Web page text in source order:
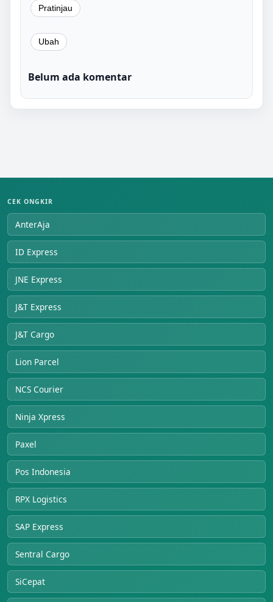
Belum ada komentar
CEK ONGKIR
AnterAja
ID Express
JNE Express
J&T Express
J&T Cargo
Lion Parcel
NCS Courier
Ninja Xpress
Paxel
Pos Indonesia
RPX Logistics
SAP Express
Sentral Cargo
SiCepat